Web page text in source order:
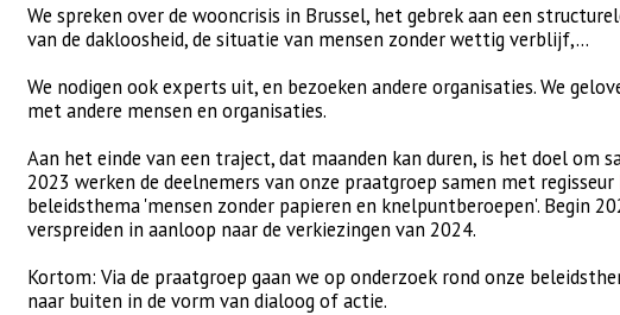
We spreken over de wooncrisis in Brussel, het gebrek aan een
van de dakloosheid, de situatie van mensen zonder wettig verblijf,...
We nodigen ook experts uit, en bezoeken andere organisaties. We
met andere mensen en organisaties.
Aan het einde van een traject, dat maanden kan duren, is het doel om
2023 werken de deelnemers van onze praatgroep samen met regisseur
beleidsthema 'mensen zonder papieren en knelpuntberoepen'. Begin
verspreiden in aanloop naar de verkiezingen van 2024.
Kortom: Via de praatgroep gaan we op onderzoek rond onze
naar buiten in de vorm van dialoog of actie.